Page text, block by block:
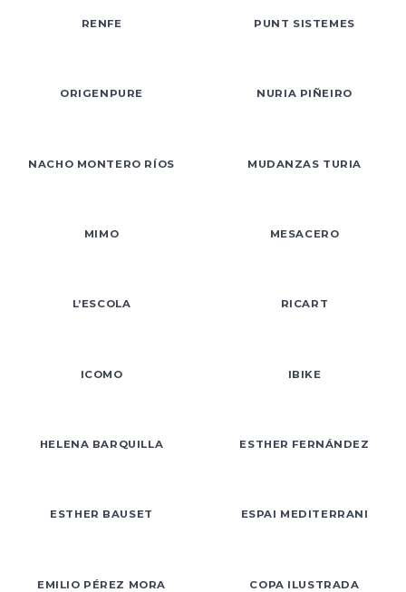
RENFE PUNT SISTEMES
ORIGENPURE NURIA PIÑEIRO
NACHO MONTERO RÍOS MUDANZAS TURIA
MIMO MESACERO
L’ESCOLA RICART
ICOMO IBIKE
HELENA BARQUILLA ESTHER FERNÁNDEZ
ESTHER BAUSET ESPAI MEDITERRANI
EMILIO PÉREZ MORA COPA ILUSTRADA